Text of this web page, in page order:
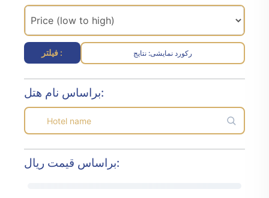
فیلتر : نتایج :رکورد نمایشی
براساس نام هتل:
براساس قیمت ریال: